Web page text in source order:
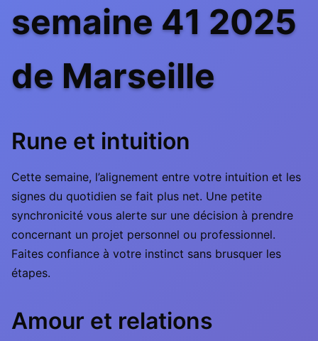
semaine 41 2025
de Marseille
Rune et intuition
Cette semaine, l’alignement entre votre intuition et les
signes du quotidien se fait plus net. Une petite
synchronicité vous alerte sur une décision à prendre
concernant un projet personnel ou professionnel.
Faites confiance à votre instinct sans brusquer les
étapes.
Amour et relations